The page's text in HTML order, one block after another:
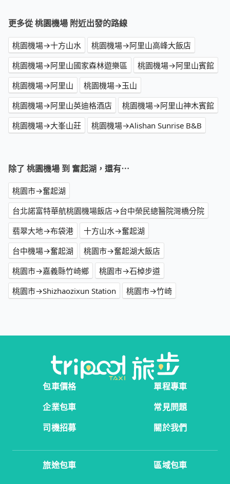
更多從 桃園機場 附近出發的路線
桃園機場→十方山水
桃園機場→阿里山高峰大飯店
桃園機場→阿里山國家森林遊樂區
桃園機場→阿里山賓館
桃園機場→阿里山
桃園機場→玉山
桃園機場→阿里山英迪格酒店
桃園機場→阿里山神木賓館
桃園機場→大峯山莊
桃園機場→Alishan Sunrise B&B
除了 桃園機場 到 奮起湖，還有⋯
桃園市→奮起湖
台北諾富特華航桃園機場飯店→台中榮民總醫院灣橋分院
翡翠大地→布袋港
十方山水→奮起湖
台中機場→奮起湖
桃園市→奮起湖大飯店
桃園市→嘉義縣竹崎鄉
桃園市→石棹步道
桃園市→Shizhaozixun Station
桃園市→竹崎
包車價格
單程專車
企業包車
常見問題
司機招募
關於我們
旅途包車 區域包車